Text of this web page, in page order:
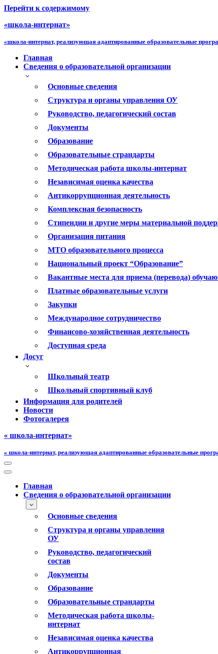
Перейти к содержимому
«школа-интернат»
«школа-интернат, реализующая адаптированные образовательные
Главная
Сведения о образовательной организации
Основные сведения
Структура и органы управления ОУ
Руководство, педагогический состав
Документы
Образование
Образовательные страндарты
Методическая работа школы-интернат
Независимая оценка качества
Антикоррупционная деятельность
Комплексная безопасность
Стипендии и другие меры материальной
Организация питания
МТО образовательного процесса
Национальный проект “Образование”
Вакантные места для приема (перевода)
Платные образовательные услуги
Закупки
Международное сотрудничество
Финансово-хозяйственная деятельность
Доступная среда
Досуг
Школьный театр
Школьный спортивный клуб
Информация для родителей
Новости
Фотогалерея
« школа-интернат»
« школа-интернат, реализующая адаптированные образовательные
Меню
навигации
Меню
навигацииГлавная
Сведения о образовательной организации
Основные сведения
Структура и органы управления
ОУ
Руководство, педагогический
состав
Документы
Образование
Образовательные страндарты
Методическая работа школы-
интернат
Независимая оценка качества
Антикоррупционная